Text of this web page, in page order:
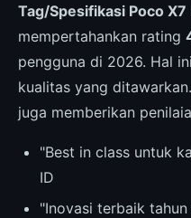
Tag/Spesifikasi Poco X7
mempertahankan rating
pengguna di 2026. Hal
kualitas yang
juga memberikan
"Best in class untuk
ID
"Inovasi terbaik